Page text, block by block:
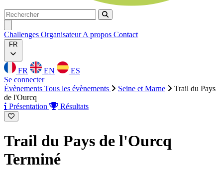
Rechercher
Rechercher
Challenges OrganisateurA propos Contact
FR
FR EN
ES
Se connecter
Évènements Tous les évènements Seine et Marne
Trail du Pays
de l'Ourcq
Présentation
Résultats
Trail du Pays de l'Ourcq
Terminé